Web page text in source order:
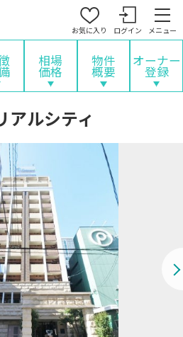
お気に入り ログイン メニュー
相場
価格
物件
概要
オーナー
登録
アルシティ